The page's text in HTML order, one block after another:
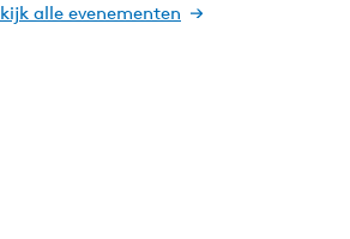
alle evenementen